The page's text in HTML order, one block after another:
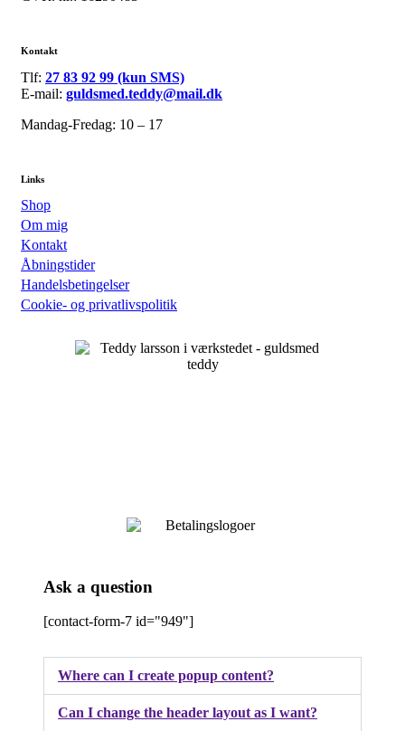
Kontakt
Tlf: 27 83 92 99 (kun SMS)
E-mail: guldsmed.teddy@mail.dk
Mandag-Fredag: 10 – 17
Links
Shop
Om mig
Kontakt
Åbningstider
Handelsbetingelser
Cookie- og privatlivspolitik
Ask a question
[contact-form-7 id="949"]
Where can I create popup content?
Can I change the header layout as I want?